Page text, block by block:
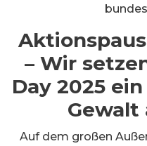
– Wir
Day 2025
Gewalt
Auf dem großen